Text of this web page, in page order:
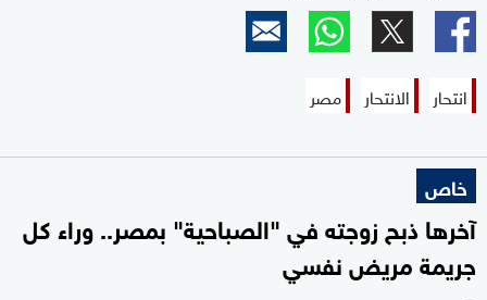
انتحار الانتحار مصر
خاص
آخرها ذبح زوجته في "الصباحية" بمصر.. وراء كل
جريمة مريض نفسي